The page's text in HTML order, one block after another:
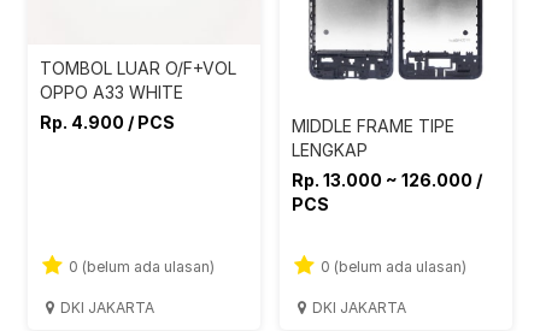
TOMBOL LUAR O/F+VOL
OPPO A33 WHITE
Rp. 4.900 / PCS
0 (belum ada ulasan)
DKI JAKARTA
MIDDLE FRAME TIPE
LENGKAP
Rp. 13.000 ~ 126.000 /
PCS
0 (belum ada ulasan)
DKI JAKARTA